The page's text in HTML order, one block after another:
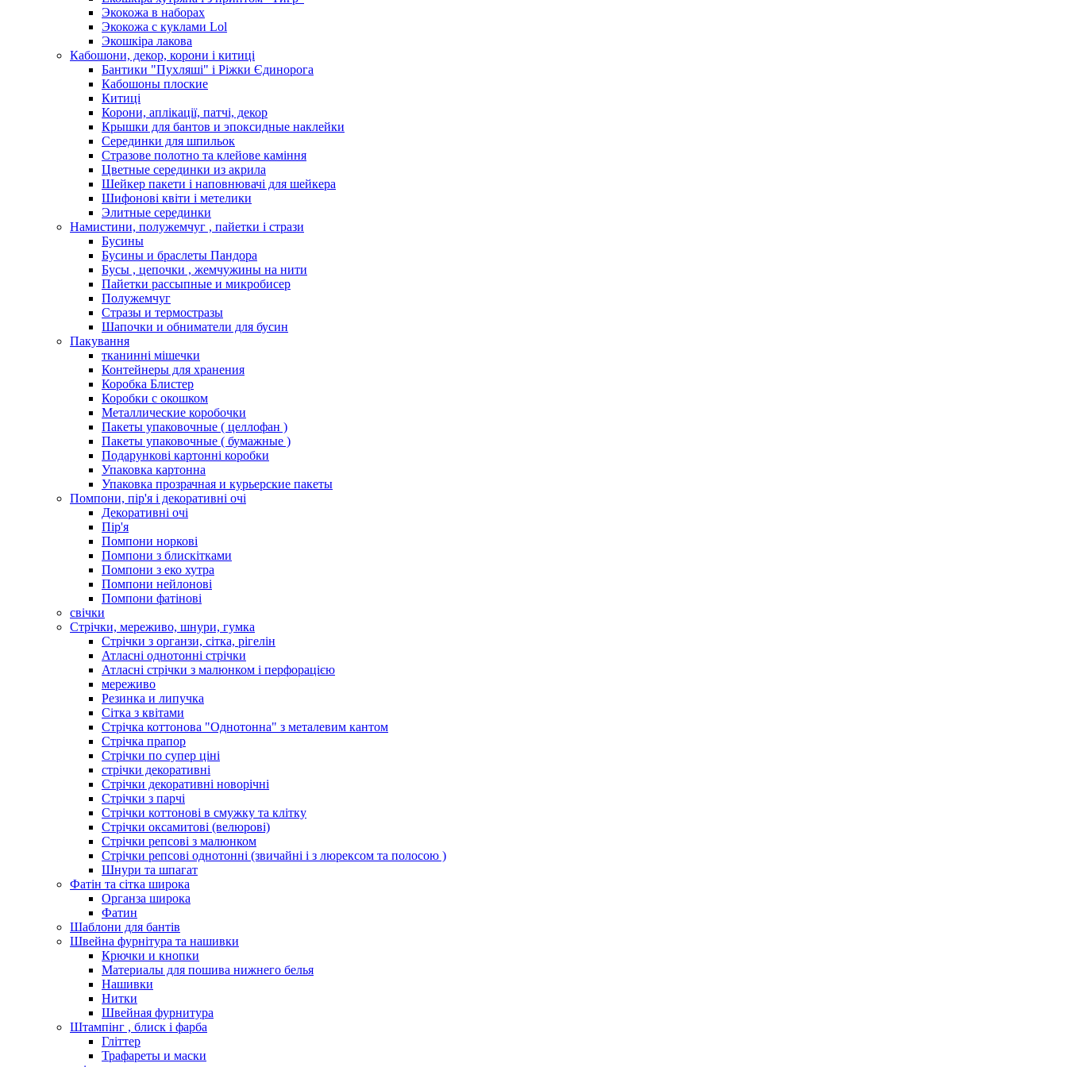
Экокожа в наборах
Экокожа с куклами Lol
Экошкiра лакова
Кабошони, декор, корони і китиці
Бантики "Пухляші" і Ріжки Єдинорога
Кабошоны плоские
Китиці
Корони, аплікації, патчі, декор
Крышки для бантов и эпоксидные наклейки
Серединки для шпильок
Стразове полотно та клейове каміння
Цветные серединки из акрила
Шейкер пакети і наповнювачі для шейкера
Шифонові квіти і метелики
Элитные серединки
Намистини, полужемчуг , пайетки і стрази
Бусины
Бусины и браслеты Пандора
Бусы , цепочки , жемчужины на нити
Пайетки рассыпные и микробисер
Полужемчуг
Стразы и термостразы
Шапочки и обниматели для бусин
Пакування
тканинні мішечки
Контейнеры для хранения
Коробка Блистер
Коробки с окошком
Металлические коробочки
Пакеты упаковочные ( целлофан )
Пакеты упаковочные ( бумажные )
Подарункові картонні коробки
Упаковка картонна
Упаковка прозрачная и курьерские пакеты
Помпони, пір'я і декоративні очі
Декоративні очі
Пір'я
Помпони норкові
Помпони з блискітками
Помпони з еко хутра
Помпони нейлонові
Помпони фатінові
свічки
Стрічки, мереживо, шнури, гумка
Стрічки з органзи, сітка, рігелін
Атласні однотонні стрічки
Атласні стрічки з малюнком і перфорацією
мереживо
Резинка и липучка
Сітка з квітами
Стрічка коттонова "Однотонна" з металевим кантом
Стрічка прапор
Стрічки по супер ціні
стрічки декоративні
Стрічки декоративні новорічні
Стрічки з парчі
Стрічки коттонові в смужку та клітку
Стрічки оксамитові (велюрові)
Стрічки репсові з малюнком
Стрічки репсові однотонні (звичайні і з люрексом та полосою )
Шнури та шпагат
Фатін та сітка широка
Органза широка
Фатин
Шаблони для бантів
Швейна фурнітура та нашивки
Крючки и кнопки
Материалы для пошива нижнего белья
Нашивки
Нитки
Швейная фурнитура
Штампінг , блиск і фарба
Гліттер
Трафареты и маски